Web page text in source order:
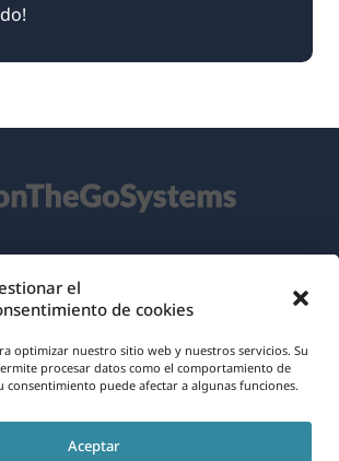
el
de cookies
optimizar nuestro sitio web y nuestros servicios. Su
procesar datos como el comportamiento de
consentimiento puede afectar a algunas funciones.
Aceptar
y Política de Privacidad
a nuestro equipo(se
abre
(se
abre
en
(se
abre
en
(se
abre